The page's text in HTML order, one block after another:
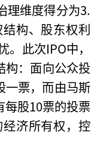
理维度得分为3.
构、股东权利
此次IPO中，
构：面向公众投
一票，而由马斯
每股10票的投票
济所有权，控